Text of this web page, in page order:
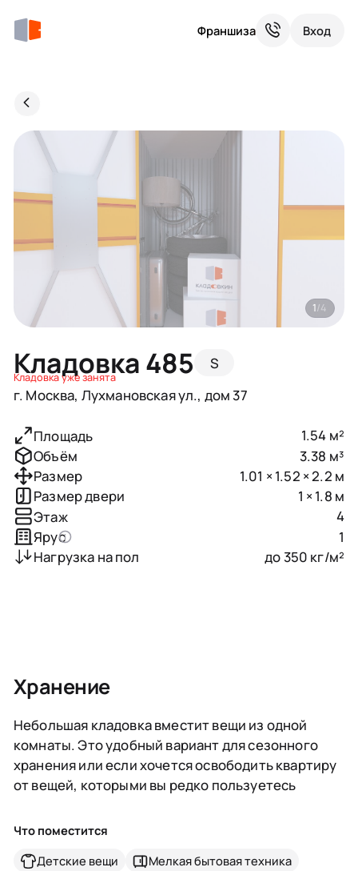
Франшиза Вход
Кладовка 485 S
Кладовка уже занята
г. Москва, Лухмановская ул., дом 37
1/4
Площадь
1.54 м²
Объём
3.38 м³
Размер
1.01 × 1.52 × 2.2 м
Размер двери
1 × 1.8 м
Этаж
4
Ярус
1
Нагрузка на пол
до 350 кг/м²
Хранение
Небольшая кладовка вместит вещи из одной
комнаты. Это удобный вариант для сезонного
хранения или если хочется освободить квартиру
от вещей, которыми вы редко пользуетесь
Что поместится
Детские вещи
Мелкая бытовая техника